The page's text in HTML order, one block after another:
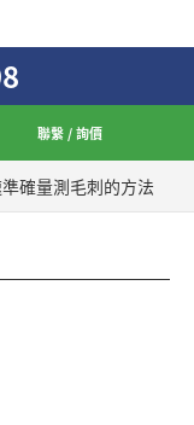
確量測毛刺的方法
聯繫 / 詢價